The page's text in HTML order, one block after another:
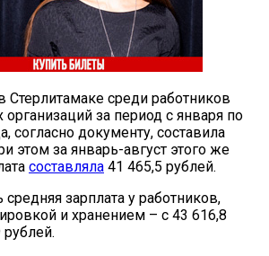
Стерлитамаке среди работников
за период с января по
согласно документу, составила
этом за январь-август этого же
составляла 41 465,5 рублей.
зарплата у работников,
и хранением – с 43 616,8